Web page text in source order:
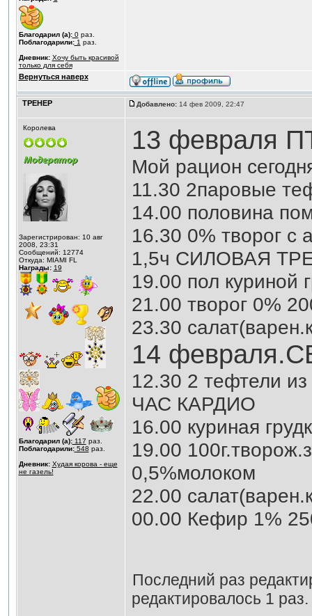
Благодарил (а):0раз.
Поблагодарили:1 раз.
Дневник: Хочу быть красивой
только для себя
Вернуться наверх
ТРЕНЕР Добавлено:14 фев 2009, 22:47
Королева
Зарегистрирован: 10 авг
2008, 23:31
Сообщений: 12774
Откуда: MIAMI FL
Награды: 19
Благодарил (а):117 раз.
Поблагодарили:548 раз.
Дневник: Худая корова - еще
не газель!
13 февраля
Мой рацион
11.30 2паровые
14.00 половина
16.30 0% творог с
1,5ч СИЛОВАЯ
19.00 пол куриной
21.00 творог 0%
23.30
14
12.30 2 тефтели
ЧАС КАРДИО
16.00 куриная
19.00
0,5%молоком
22.00
00.00 Кефир 1%
Последний раз
редактировалось 1 раз.